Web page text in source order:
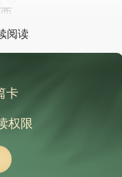
。
阅读
卡
权限